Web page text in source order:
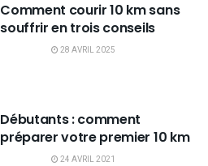
Comment courir 10 km sans
souffrir en trois conseils
28 AVRIL 2025
Débutants : comment
préparer votre premier 10 km
24 AVRIL 2021